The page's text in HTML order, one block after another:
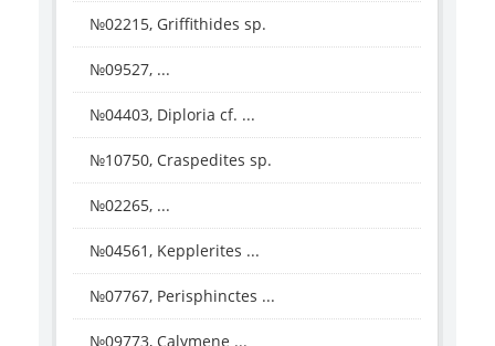
№02215, Griffithides sp.
№09527, ...
№04403, Diploria cf. ...
№10750, Craspedites sp.
№02265, ...
№04561, Kepplerites ...
№07767, Perisphinctes ...
№09773, Calymene ...